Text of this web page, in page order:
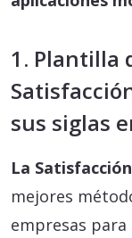
1. Plantilla
sus siglas
La
mejores
empresas